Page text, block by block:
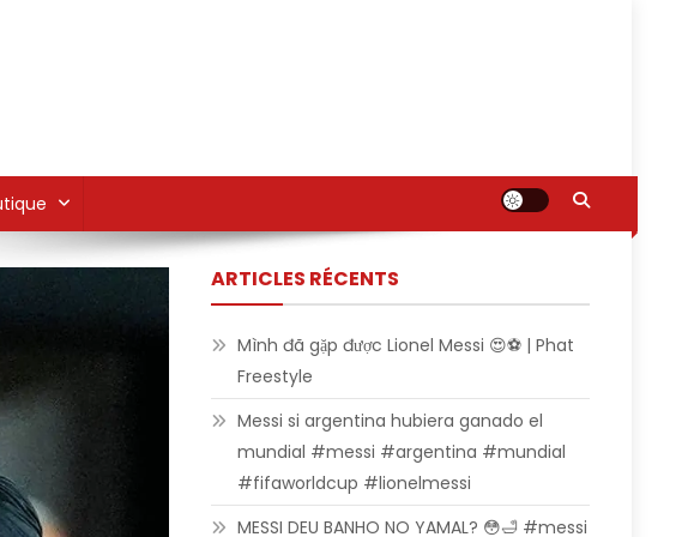
ARTICLES RÉCENTS
Mình đã gặp được Lionel Messi 😍⚽ | Phat
Freestyle
Messi si argentina hubiera ganado el
mundial #messi #argentina #mundial
#fifaworldcup #lionelmessi
MESSI DEU BANHO NO YAMAL? 😳🛁 #messi